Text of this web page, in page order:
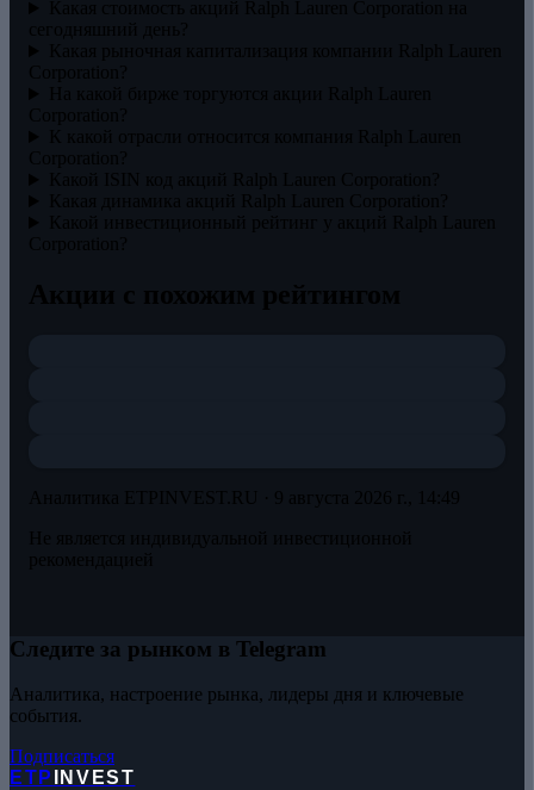
Следите за рынком в Telegram
Аналитика, настроение рынка, лидеры дня и ключевые
события.
Подписаться
ETP
INVEST